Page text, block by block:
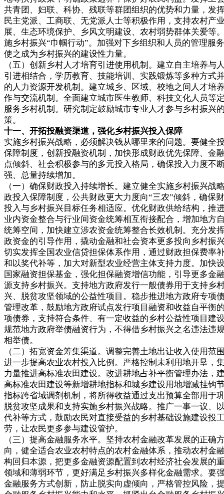
共青团、妇联、科协、残联等群团组织的优势和力量，发
民主党派、工商联、无党派人士等积极作用，支持农村产
展、生态环境保护、乡风文明建设、农村弱势群体关爱等
施乡村振兴“巾帼行动”。加强对下乡组织和人员的管理服
使之成为乡村振兴的建设性力量。
（五）创新乡村人才培育引进使用机制。建立自主培养与
引进相结合，学历教育、技能培训、实践锻炼等多种方式
的人力资源开发机制。建立城乡、区域、校地之间人才培
作与交流机制。全面建立城市医生教师、科技文化人员等
服务乡村机制。研究制定鼓励城市专业人才参与乡村振兴
策。
十一、开拓投融资渠道，强化乡村振兴投入保障
实施乡村振兴战略，必须解决钱从哪里来的问题。要健全
保障制度，创新投融资机制，加快形成财政优先保障、金
点倾斜、社会积极参与的多元投入格局，确保投入力度不
强、总量持续增加。
（一）确保财政投入持续增长。建立健全实施乡村振兴战
政投入保障制度，公共财政更大力度向“三农”倾斜，确保
投入与乡村振兴目标任务相适应。优化财政供给结构，推
业内资金整合与行业间资金统筹相互衔接配合，增加地方
统筹空间，加快建立涉农资金统筹整合长效机制。充分发
政资金的引导作用，撬动金融和社会资本更多投向乡村振
切实发挥全国农业信贷担保体系作用，通过财政担保费率
和以奖代补等，加大对新型农业经营主体支持力度。加快
国家融资担保基金，强化担保融资增信功能，引导更多金
源支持乡村振兴。支持地方政府发行一般债券用于支持乡
兴、脱贫攻坚领域的公益性项目。稳步推进地方政府专项
管理改革，鼓励地方政府试点发行项目融资和收益自平衡
项债券，支持符合条件、有一定收益的乡村公益性项目建
规范地方政府举债融资行为，不得借乡村振兴之名违法违
相举债。
（二）拓宽资金筹集渠道。调整完善土地出让收入使用范
进一步提高农业农村投入比例。严格控制未利用地开垦，
力量推进高标准农田建设。改进耕地占补平衡管理办法，
高标准农田建设等新增耕地指标和城乡建设用地增减挂钩
指标跨省域调剂机制，将所得收益通过支出预算全部用于
脱贫攻坚成果和支持实施乡村振兴战略。推广一事一议、
代补等方式，鼓励农民对直接受益的乡村基础设施建设投
劳，让农民更多参与建设管护。
（三）提高金融服务水平。坚持农村金融改革发展的正确
向，健全适合农业农村特点的农村金融体系，推动农村金
构回归本源，把更多金融资源配置到农村经济社会发展的
领域和薄弱环节，更好满足乡村振兴多样化金融需求。要
金融服务方式创新，防止脱实向虚倾向，严格管控风险，